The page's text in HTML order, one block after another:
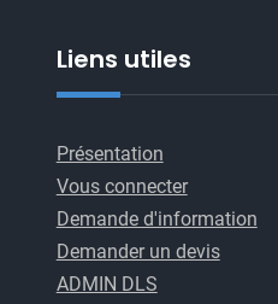
Liens utiles
Présentation
Vous connecter
Demande d'information
Demander un devis
ADMIN DLS